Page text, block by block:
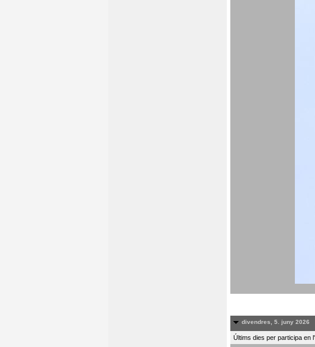
divendres, 5. juny 2026
Últims dies per participa en